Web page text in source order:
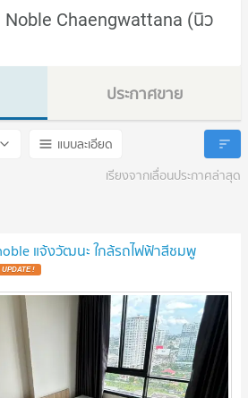
Noble Chaengwattana (นิว
ประกาศขาย
Nue Noble Chaengwattana
แบบละเอียด
เรียงจากเลื่อนประกาศล่าสุด
แจ้งวัฒนะ ใกล้รถไฟฟ้าสีชมพู
UPDATE !